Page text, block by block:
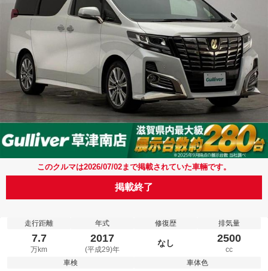
このクルマは2026/07/02まで掲載されていた車輛です。
掲載終了
走行距離
7.7
万km
年式
2017
(平成29)年
修復歴
なし
排気量
2500
cc
車検
車体色